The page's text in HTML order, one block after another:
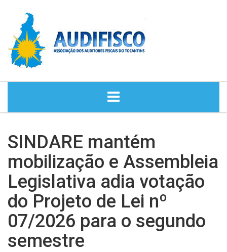
NOTÍCIAS
DIRETORIA
HISTÓRIA
ASSESSORIA JURÍDICA
SINDARE mantém
mobilização e Assembleia
Legislativa adia votação
do Projeto de Lei nº
07/2026 para o segundo
semestre